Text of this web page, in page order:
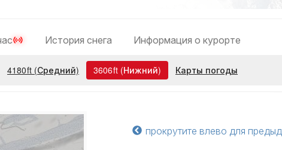
История снега Информация о курорте
4180ft (Средний) 3606ft (Нижний) Карты погоды
прокрутите влево для